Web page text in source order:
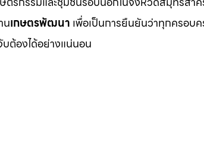
นเกษตรพัฒนา เพื่อเป็นการยืนยันว่าทุกครอบค
บต้องได้อย่างแน่นอน